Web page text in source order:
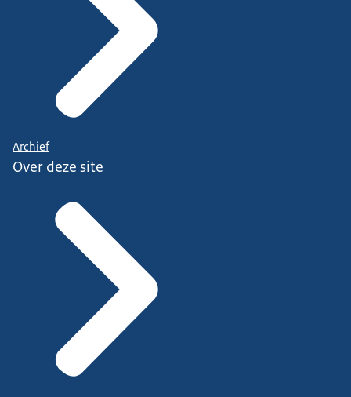
Archief
Over deze site